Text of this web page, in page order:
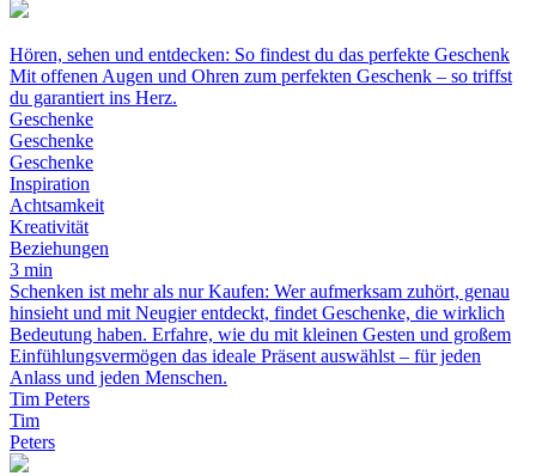
Hören, sehen und entdecken: So findest du das perfekte Geschenk
Mit offenen Augen und Ohren zum perfekten Geschenk – so triffst
du garantiert ins Herz.
Geschenke
Geschenke
Geschenke
Inspiration
Achtsamkeit
Kreativität
Beziehungen
3 min
Schenken ist mehr als nur Kaufen: Wer aufmerksam zuhört, genau
hinsieht und mit Neugier entdeckt, findet Geschenke, die wirklich
Bedeutung haben. Erfahre, wie du mit kleinen Gesten und großem
Einfühlungsvermögen das ideale Präsent auswählst – für jeden
Anlass und jeden Menschen.
Tim Peters
Tim
Peters